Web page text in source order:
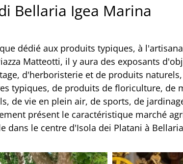
Bellaria Igea Marina
dédié aux produits typiques, à
Matteotti, il y aura des exposants
d'herboristerie et de produits
typiques, de produits de floriculture, de
de vie en plein air, de sports, de
présent le caractéristique marché
dans le centre d'Isola dei Platani à